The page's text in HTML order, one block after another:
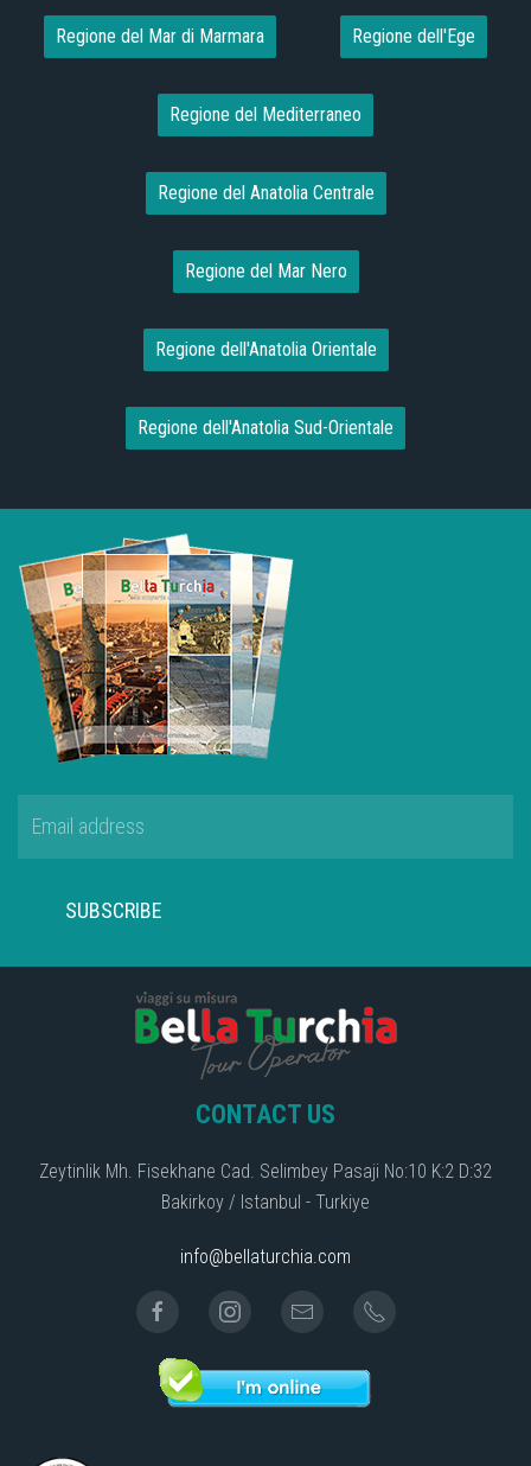
Regione del Mar di Marmara Regione dell'Ege
Regione del Mediterraneo
Regione del Anatolia Centrale
Regione del Mar Nero
Regione dell'Anatolia Orientale
Regione dell'Anatolia Sud-Orientale
SUBSCRIBE
CONTACT US
Zeytinlik Mh. Fisekhane Cad. Selimbey Pasaji No:10 K:2 D:32
Bakirkoy / Istanbul - Turkiye
info@bellaturchia.com